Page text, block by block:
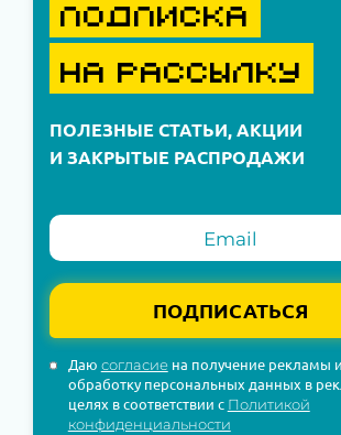
ПОДПИСКА
НА РАССЫЛКУ
ПОЛЕЗНЫЕ СТАТЬИ, АКЦИИ
И ЗАКРЫТЫЕ РАСПРОДАЖИ
ПОДПИСАТЬСЯ
Даю согласиена получение рекламы и
обработку персональных данных в
целях в соответствии с Политикой
конфиденциальности